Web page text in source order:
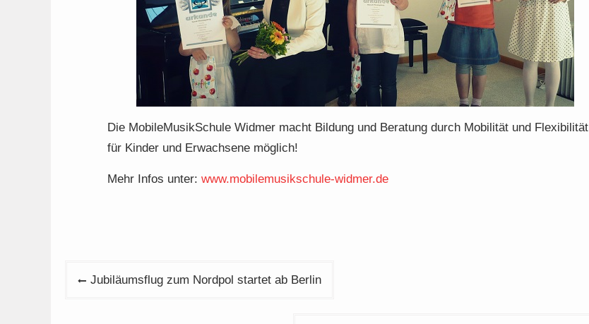
Die MobileMusikSchule Widmer macht Bildung und Beratung durch Mobilität und Flexibilität
für Kinder und Erwachsene möglich!
Mehr Infos unter: www.mobilemusikschule-widmer.de
Beitragsnavigation
Jubiläumsflug zum Nordpol startet ab Berlin